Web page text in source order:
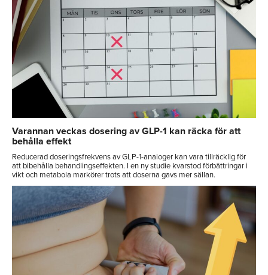
Varannan veckas dosering av GLP-1 kan räcka för att
behålla effekt
Reducerad doseringsfrekvens av GLP-1-analoger kan vara tillräcklig för
att bibehålla behandlingseffekten. I en ny studie kvarstod förbättringar i
vikt och metabola markörer trots att doserna gavs mer sällan.